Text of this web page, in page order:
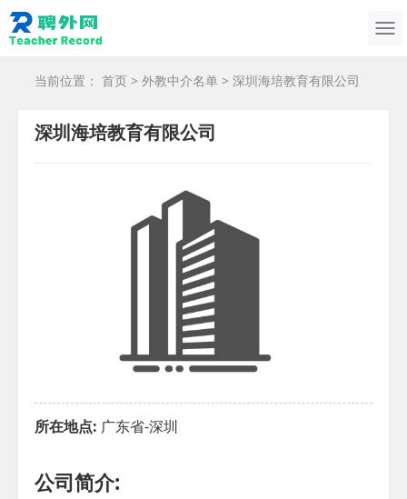
当前位置： 首页 > 外教中介名单 > 深圳海培教育有限公司
深圳海培教育有限公司
所在地点: 广东省-深圳
公司简介: